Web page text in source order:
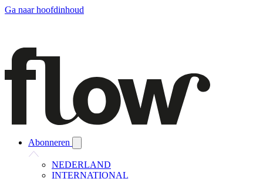
Ga naar hoofdinhoud
Abonneren
NEDERLAND
INTERNATIONAL